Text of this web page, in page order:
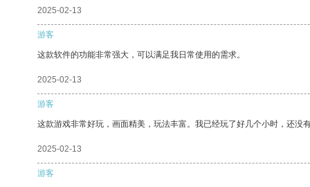
2025-02-13
游客
这款软件的功能非常强大，可以满足我日常使用的需求。
2025-02-13
游客
这款游戏非常好玩，画面精美，玩法丰富。我已经玩了好几个小时，还没
2025-02-13
游客